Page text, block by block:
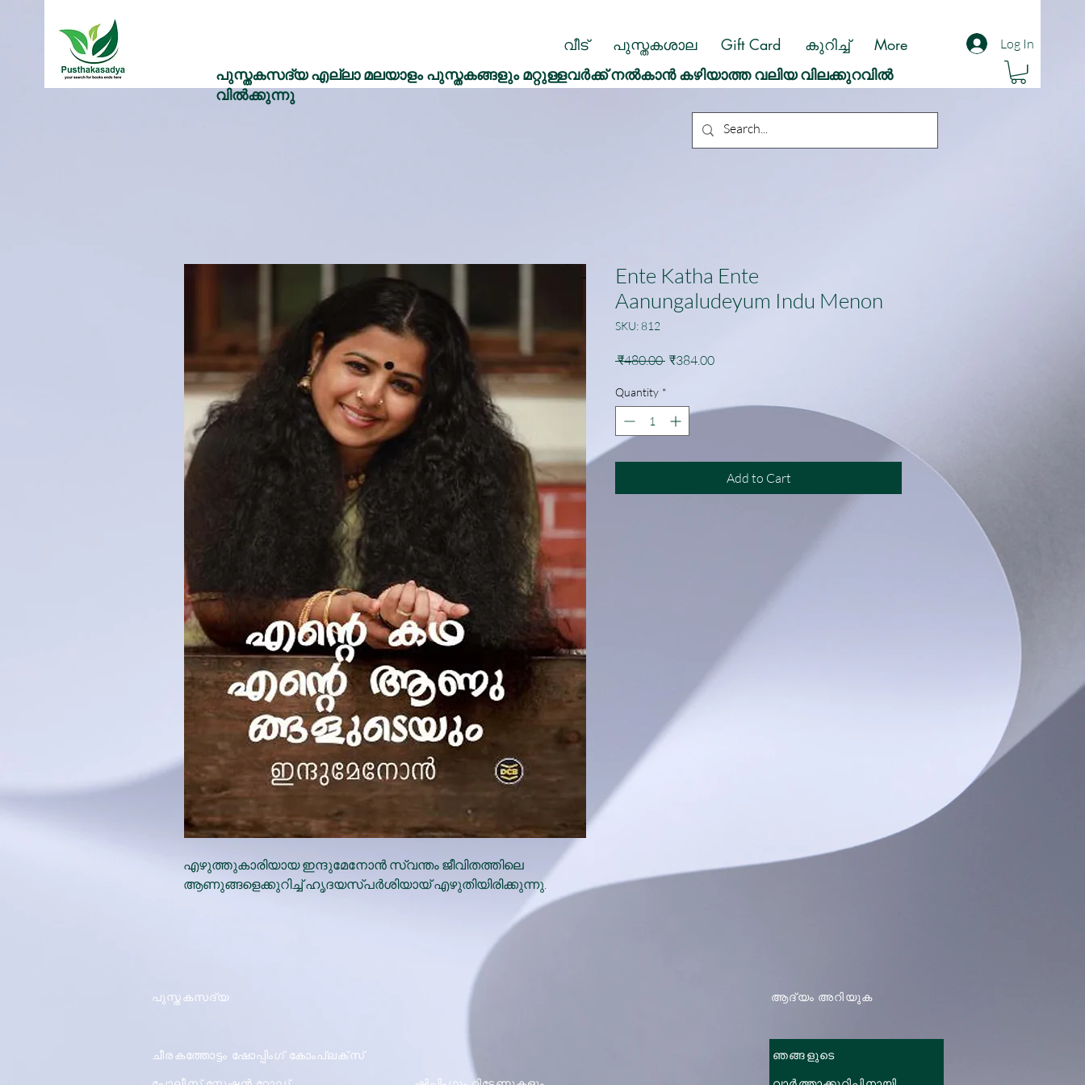
വീട് പുസ്തകശാല Gift Card കുറിച്ച് More Log In
പുസ്തകസദ്യ എല്ലാ മലയാളം പുസ്തകങ്ങളും മറ്റുള്ളവർക്ക് നൽകാൻ കഴിയാത്ത വലിയ വിലക്കുറവിൽ
വിൽക്കുന്നു
എഴുത്തുകാരിയായ ഇന്ദുമേനോൻ സ്വന്തം ജീവിതത്തിലെ
ആണുങ്ങളെക്കുറിച്ച് ഹൃദയസ്പർശിയായ് എഴുതിയിരിക്കുന്നു.
Ente Katha Ente
Aanungaludeyum Indu Menon
SKU: 812
₹480.00 Regular
₹384.00Sale
Quantity *
Add to Cart
പുസ്തകസദ്യ
ചീരകത്തോട്ടം ഷോപ്പിംഗ് കോംപ്ലക്സ്
ആദ്യം അറിയുക
ഞങ്ങളുടെ